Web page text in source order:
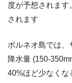
度が予想されま
されます
ボルネオ島では、
降水量 (150-
40%ほど少なくな